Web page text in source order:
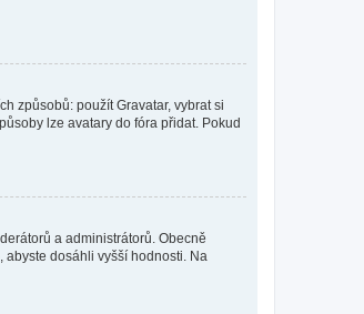
způsobů: použít Gravatar, vybrat si
lze avatary do fóra přidat. Pokud
a administrátorů. Obecně
dosáhli vyšší hodnosti. Na